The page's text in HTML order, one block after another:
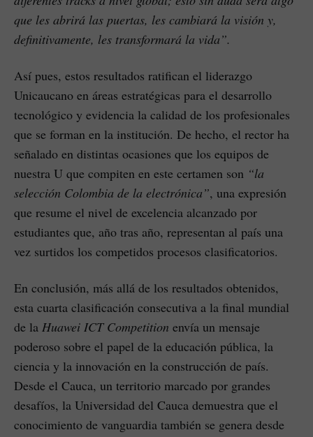
que les abrirá las puertas, les cambiará la visión y,
definitivamente, les transformará la vida”.
Así pues, estos resultados ratifican el liderazgo
Unicaucano en áreas estratégicas para el desarrollo
tecnológico y evidencia la calidad de los profesionales
que se forman en la institución. De hecho, el rector ha
señalado en distintas ocasiones que los equipos de
nuestra U que compiten en este certamen son “la
selección Colombia de la electrónica”, una expresión
que resume el nivel de excelencia alcanzado por
estudiantes que, año tras año, representan al país una
vez surtidos los competidos procesos clasificatorios.
En conclusión, más allá de los resultados obtenidos,
esta cuarta clasificación consecutiva a la final mundial
de la Huawei ICT Competition envía un mensaje
poderoso sobre el papel de la educación pública, la
ciencia y la innovación en la construcción de país.
Desde el Cauca, un territorio marcado por grandes
desafíos, la Universidad del Cauca demuestra que el
conocimiento de vanguardia también se genera desde